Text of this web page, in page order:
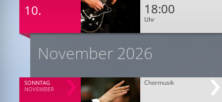
10. 18:00
Uhr
November 2026
SONNTAG
NOVEMBER
Chormusik